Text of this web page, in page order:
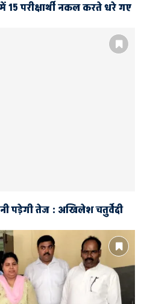
परीक्षार्थी नकल करते धरे गए
पड़ेगी तेज : अखिलेश चतुर्वेदी